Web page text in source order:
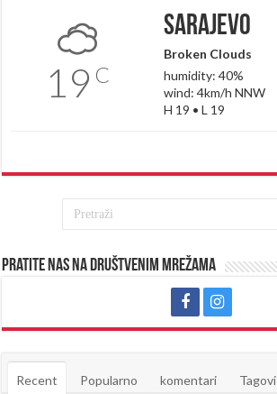
19 C
Sarajevo
Broken Clouds
humidity: 40%
wind: 4km/h NNW
H 19 • L 19
Pratite nas na društvenim mrežama
Recent Popularno komentari Tagovi